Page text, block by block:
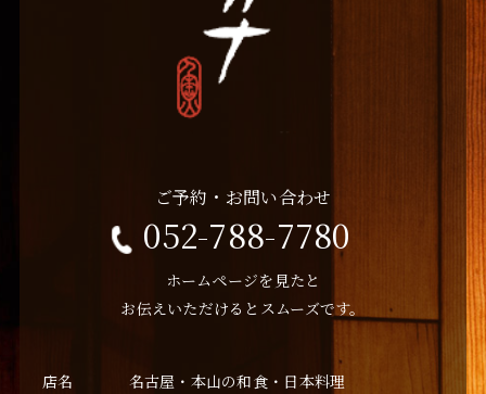
ご予約・お問い合わせ
052-788-7780
ホームページを見たと
お伝えいただけるとスムーズです。
店名
名古屋・本山の和食・日本料理